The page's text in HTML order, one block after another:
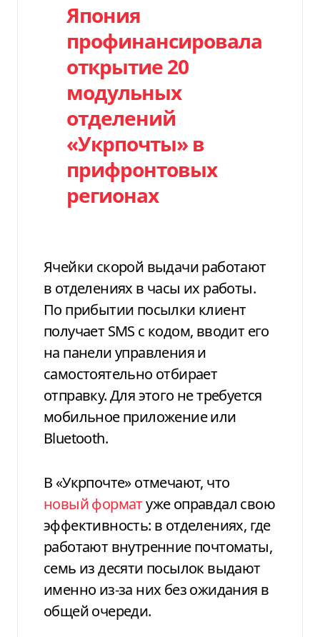
Япония
профинансировала
открытие 20
модульных
отделений
«Укрпочты» в
прифронтовых
регионах
Ячейки скорой выдачи работают
в отделениях в часы их работы.
По прибытии посылки клиент
получает SMS с кодом, вводит его
на панели управления и
самостоятельно отбирает
отправку. Для этого не требуется
мобильное приложение или
Bluetooth.
В «Укрпочте» отмечают, что
новый форматуже оправдал свою
эффективность: в отделениях, где
работают внутренние почтоматы,
семь из десяти посылок выдают
именно из-за них без ожидания в
общей очереди.